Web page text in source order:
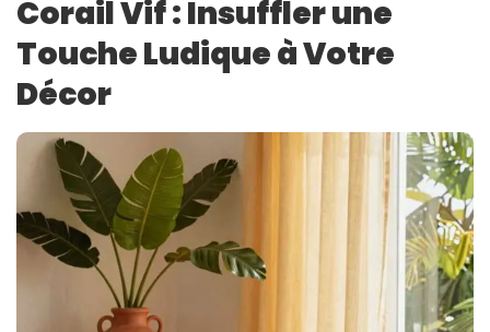
Corail Vif : Insuffler une
Touche Ludique à Votre
Décor